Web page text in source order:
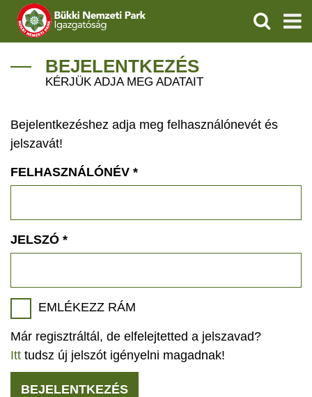
IGAZGATÓSÁG
VÍZVÉDELEM
ÖKOTURIZMUS
GEOPARKOK
KERESÉS
BEJELENTKEZÉS
KÉRJÜK ADJA MEG ADATAIT
Bejelentkezéshez adja meg felhasználónevét és
jelszavát!
FELHASZNÁLÓNÉV *
JELSZÓ *
EMLÉKEZZ RÁM
Már regisztráltál, de elfelejtetted a jelszavad?
Itt tudsz új jelszót igényelni magadnak!
BEJELENTKEZÉS